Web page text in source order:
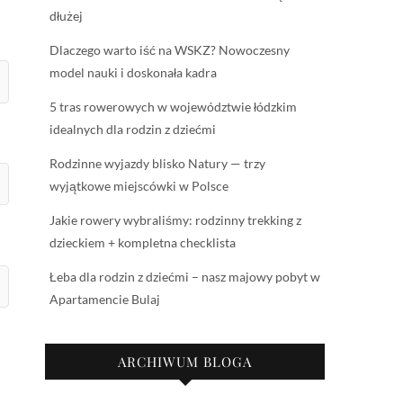
dłużej
Dlaczego warto iść na WSKZ? Nowoczesny
model nauki i doskonała kadra
5 tras rowerowych w województwie łódzkim
idealnych dla rodzin z dziećmi
Rodzinne wyjazdy blisko Natury — trzy
wyjątkowe miejscówki w Polsce
Jakie rowery wybraliśmy: rodzinny trekking z
dzieckiem + kompletna checklista
Łeba dla rodzin z dziećmi – nasz majowy pobyt w
Apartamencie Bulaj
ARCHIWUM BLOGA